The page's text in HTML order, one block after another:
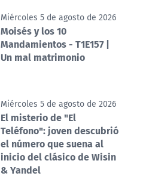
Miércoles 5 de agosto de 2026
Moisés y los 10
Mandamientos - T1E157 |
Un mal matrimonio
Miércoles 5 de agosto de 2026
El misterio de "El
Teléfono": joven descubrió
el número que suena al
inicio del clásico de Wisin
& Yandel